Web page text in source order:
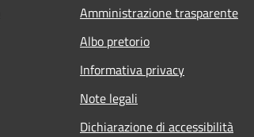
Amministrazione trasparente
Albo pretorio
Informativa privacy
Note legali
Dichiarazione di accessibilità